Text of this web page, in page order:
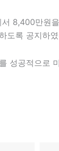
8,400만원
도록 공지하
성공적으로